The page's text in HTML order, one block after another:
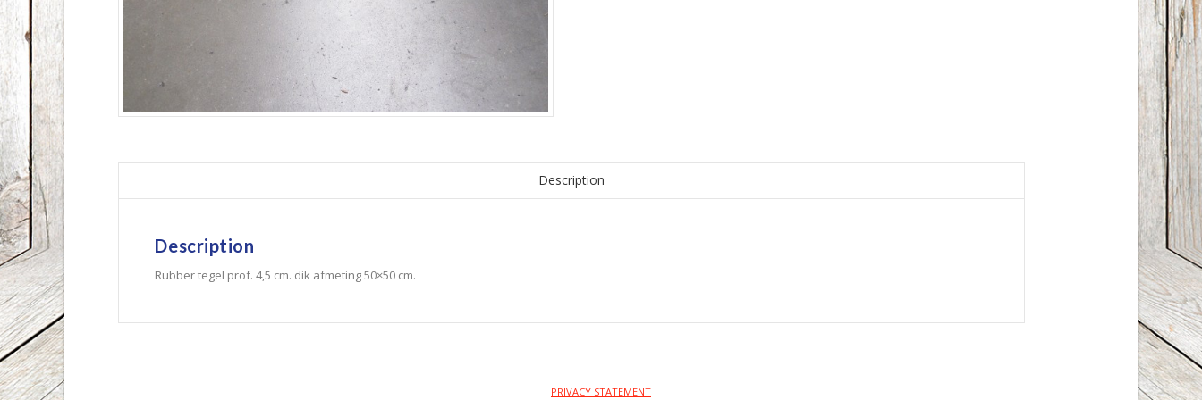
Description
Description
Rubber tegel prof. 4,5 cm. dik afmeting 50×50 cm.
PRIVACY STATEMENT